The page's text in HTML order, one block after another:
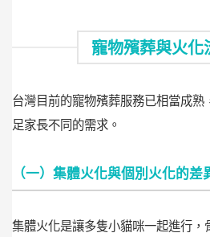
寵物殯葬與火化
台灣目前的寵物殯葬服務已相當成
足家長不同的需求。
（一）集體火化與個別火化的差
集體火化是讓多隻小貓咪一起進行，